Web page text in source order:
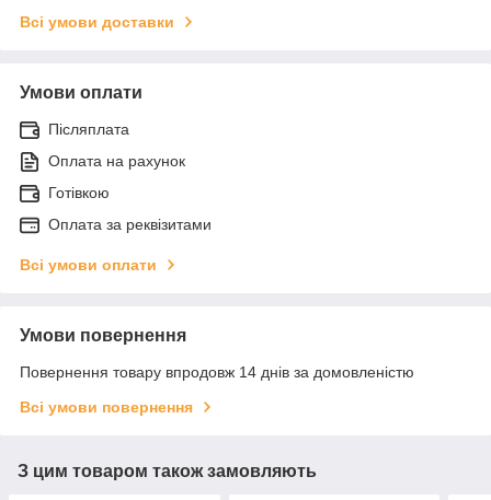
Всі умови доставки
Умови оплати
Післяплата
Оплата на рахунок
Готівкою
Оплата за реквізитами
Всі умови оплати
Умови повернення
Повернення товару впродовж 14 днів за домовленістю
Всі умови повернення
З цим товаром також замовляють